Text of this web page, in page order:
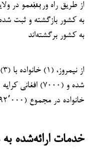
به کشور برگشته‌اند
خانواده در مجموع (۹۲٬۰۰۰) افغانی کمک مالی صورت گرفته است
خدمات ارائه‌شده به